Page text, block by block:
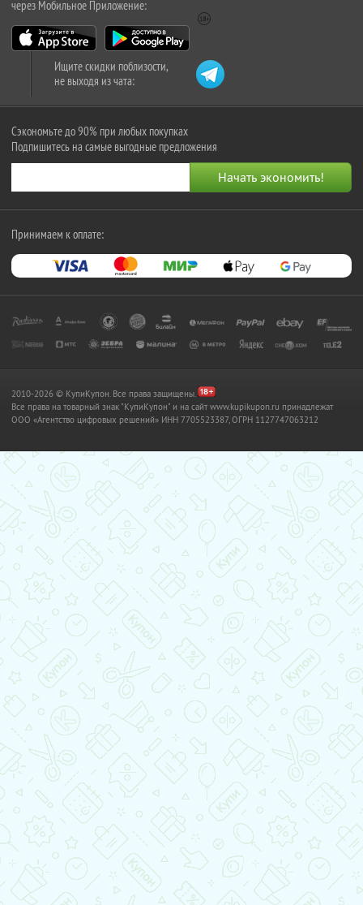
через Мобильное Приложение:
Ищите скидки поблизости,
не выходя из чата:
Сэкономьте до 90% при любых покупках
Подпишитесь на самые выгодные предложения
Принимаем к оплате:
2010-2026 © КупиКупон. Все права защищены.
Все права на товарный знак "КупиКупон" и на сайт www.kupikupon.ru принадлежат
OOO «Агентство цифровых решений» ИНН 7705523387, ОГРН 1127747063212